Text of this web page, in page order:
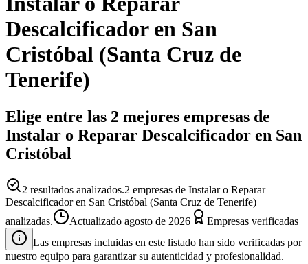
Descalcificadoren San
Cristóbal (Santa Cruz de
Tenerife)
Elige entre las 2 mejores empresas de
Instalar o Reparar Descalcificador en San
Cristóbal
2 resultados analizados.2 empresas de Instalar o Reparar
Descalcificador en San Cristóbal (Santa Cruz de Tenerife)
analizadas.
Actualizado agosto de 2026
Empresas verificadas
Las empresas incluidas en este listado han sido verificadas por
nuestro equipo para garantizar su autenticidad y profesionalidad.